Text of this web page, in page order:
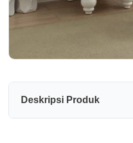
Deskripsi Produk